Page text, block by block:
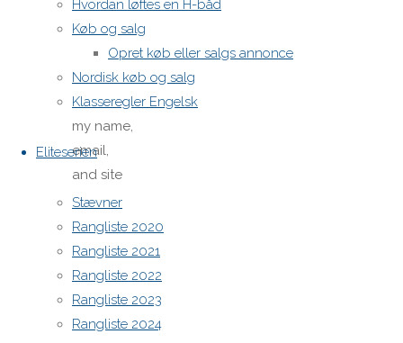
Hvordan løftes en H-båd
Køb og salg
Opret køb eller salgs annonce
Nordisk køb og salg
Klasseregler Engelsk
Eliteserien
Stævner
Rangliste 2020
Rangliste 2021
Rangliste 2022
Rangliste 2023
Rangliste 2024
Website
Save
my name,
email,
and site
URL in my
browser
for next
time I
post a
comment.